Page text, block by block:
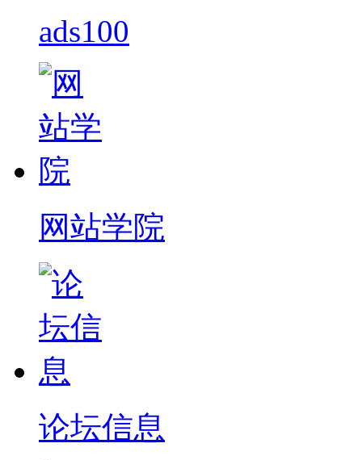
ads100
网站学院
论坛信息